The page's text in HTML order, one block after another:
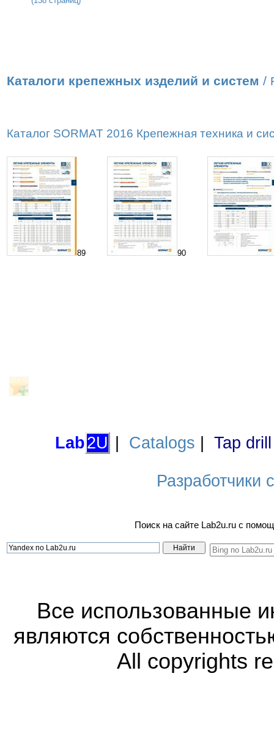
Каталоги крепежных изделий и систем /
Каталог SORMAT 2016 Крепежная техника и
89 90
Lab2U Catalogs Tap
Разработчики
Поиск на сайте Lab2u.ru с
Все использованные
являются
All copyrights